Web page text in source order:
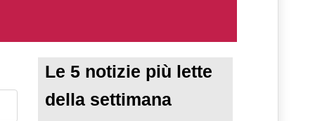
Le 5 notizie più lette
della settimana